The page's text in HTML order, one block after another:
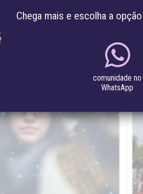
Chega mais e escolha a
comunidade no
WhatsApp